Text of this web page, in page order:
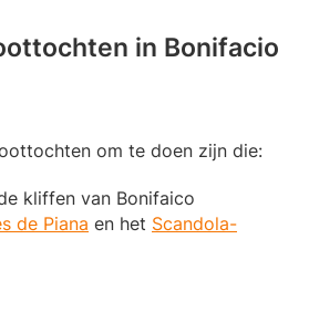
in Bonifacio
om te doen zijn die:
kliffen van Bonifaico
de Piana en het Scandola-